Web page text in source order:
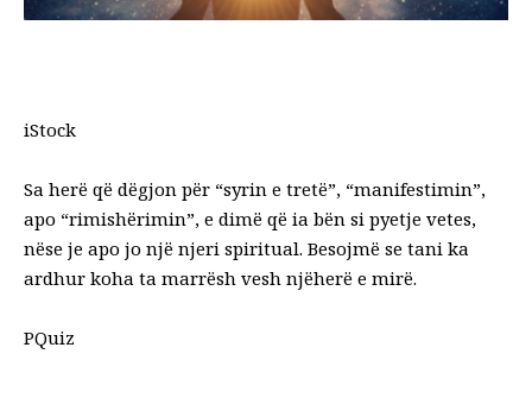
iStock
Sa herë që dëgjon për “syrin e tretë”, “manifestimin”,
apo “rimishërimin”, e dimë që ia bën si pyetje vetes,
nëse je apo jo një njeri spiritual. Besojmë se tani ka
ardhur koha ta marrësh vesh njëherë e mirë.
PQuiz